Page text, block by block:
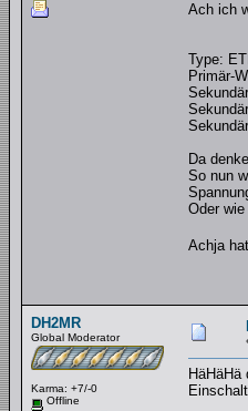
Ach ich
Type:
Primär-
Da
So nun
Oder
Achja
DH2MR
Global Moderator
Karma: +7/-0
Offline